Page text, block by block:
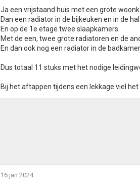
Ja een vrijstaand huis met een grote
Dan een radiator in de bijkeuken en in de hal.
En op de 1e etage twee slaapkamers.
Met de een, twee grote radiatoren en de
En dan ook nog een radiator in de badkamer.
Dus totaal 11 stuks met het nodige
Bij het aftappen tijdens een lekkage viel
16 jan 2024